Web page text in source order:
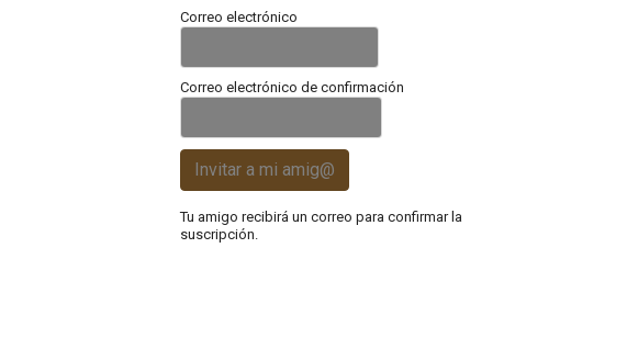
Correo electrónico
Correo electrónico de confirmación
Invitar a mi amig@
Tu amigo recibirá un correo para confirmar la
suscripción.